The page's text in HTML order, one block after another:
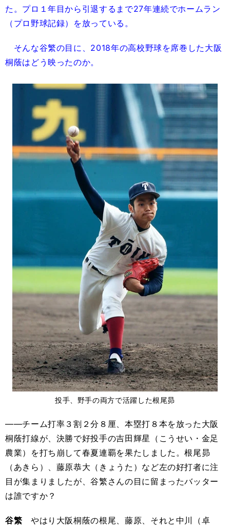
た。プロ１年目から引退するまで27年連続でホームラン
（プロ野球記録）を放っている。
そんな谷繁の目に、2018年の高校野球を席巻した大阪
桐蔭はどう映ったのか。
投手、野手の両方で活躍した根尾昴
――チーム打率３割２分８厘、本塁打８本を放った大阪
桐蔭打線が、決勝で好投手の吉田輝星（こうせい・金足
農業）を打ち崩して春夏連覇を果たしました。根尾昴
（あきら）、藤原恭大（きょうた）など左の好打者に注
目が集まりましたが、谷繁さんの目に留まったバッター
は誰ですか？
谷繁 やはり大阪桐蔭の根尾、藤原、それと中川（卓